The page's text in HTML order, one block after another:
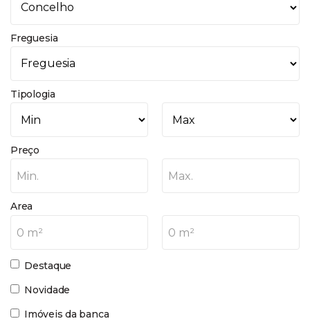
Freguesia
Tipologia
Preço
Min. Max.
Area
0 m² 0 m²
Destaque
Novidade
Imóveis da banca